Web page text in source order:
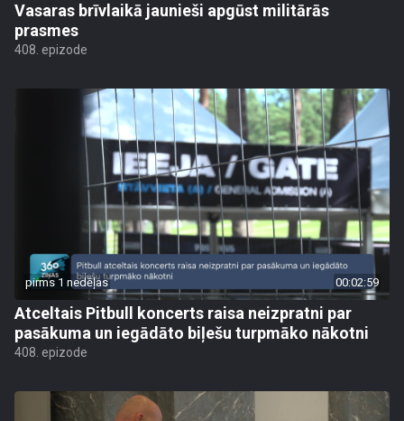
Vasaras brīvlaikā jaunieši apgūst militārās
prasmes
408. epizode
pirms 1 nedēļas 00:02:59
Atceltais Pitbull koncerts raisa neizpratni par
pasākuma un iegādāto biļešu turpmāko nākotni
408. epizode